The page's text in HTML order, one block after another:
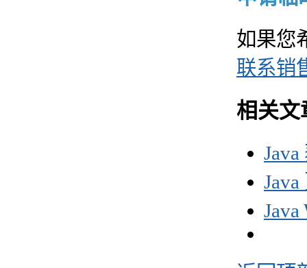
如果您
联系销
相关文